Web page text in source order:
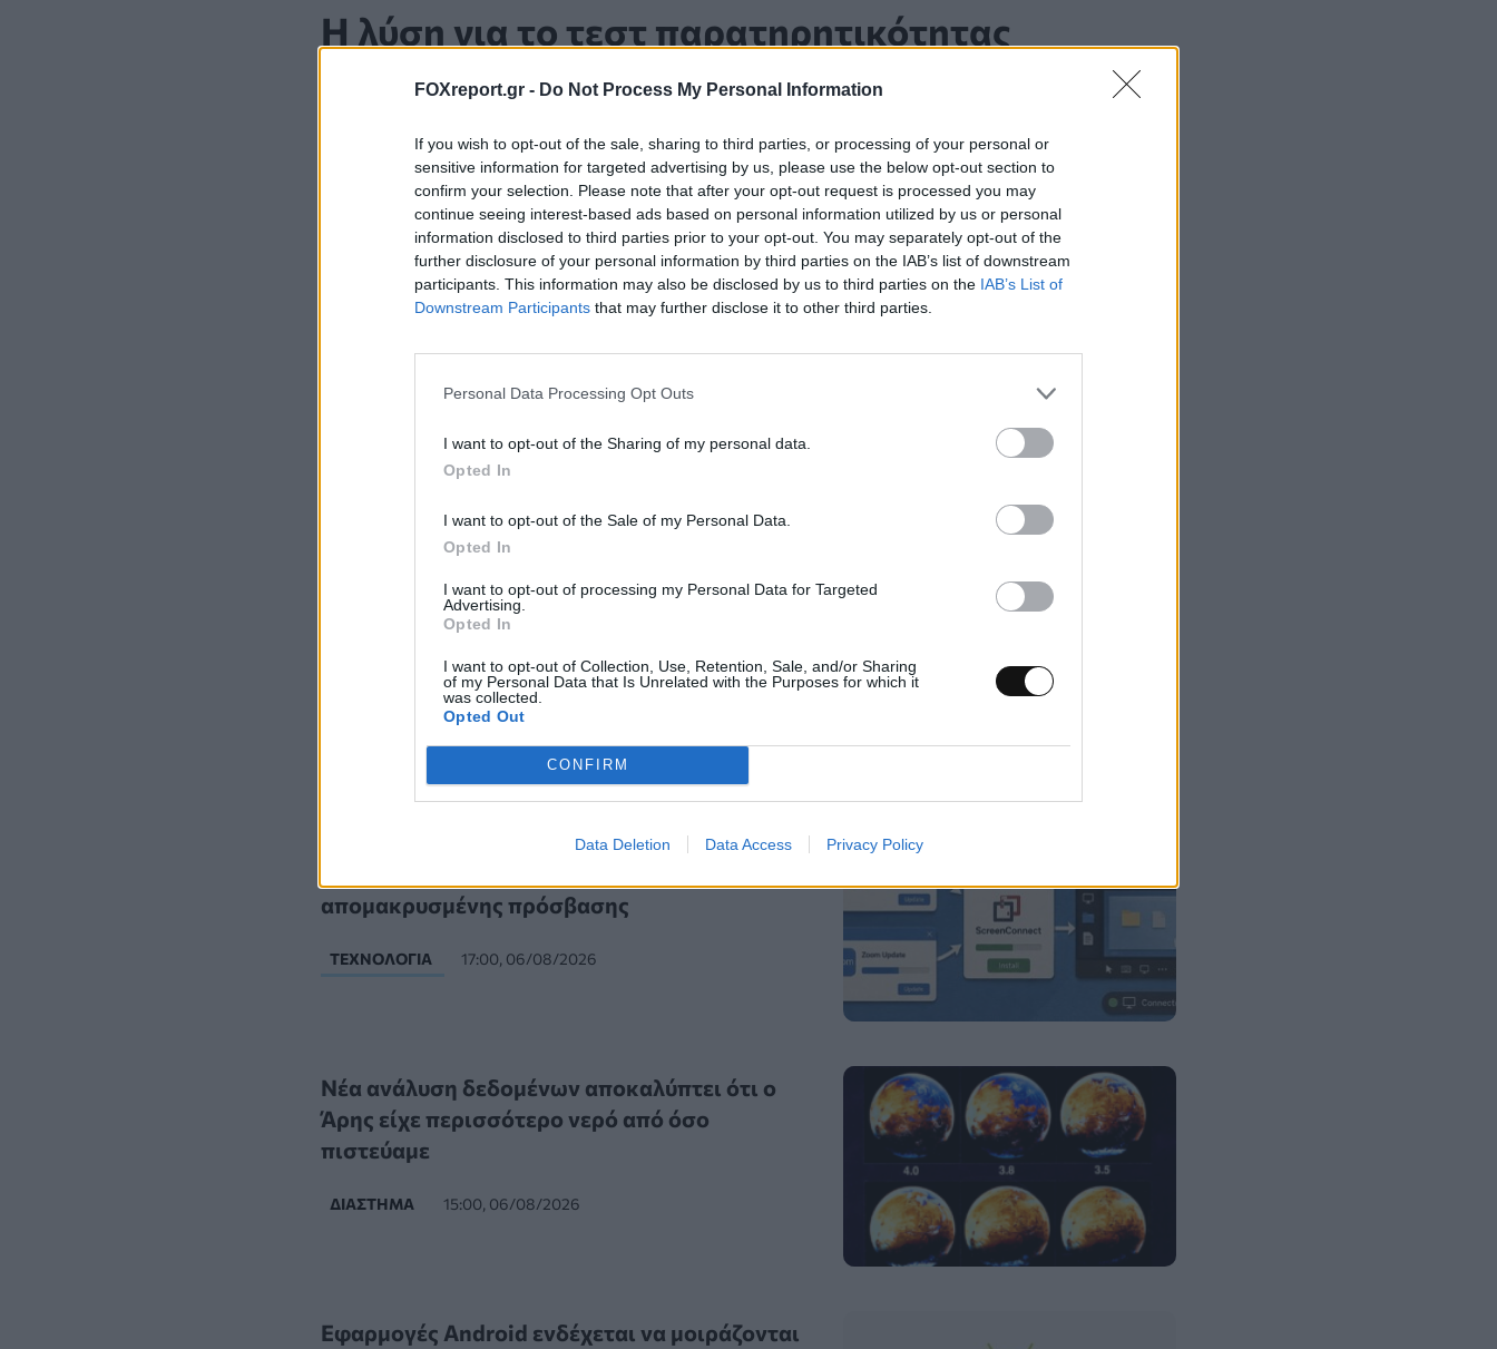
FOXreport.gr - Do Not Process My Personal Information
If you wish to opt-out of the sale, sharing to third parties, or processing of your personal or
sensitive information for targeted advertising by us, please use the below opt-out section to
confirm your selection. Please note that after your opt-out request is processed you may
continue seeing interest-based ads based on personal information utilized by us or personal
information disclosed to third parties prior to your opt-out. You may separately opt-out of the
further disclosure of your personal information by third parties on the IAB’s list of downstream
participants. This information may also be disclosed by us to third parties on the IAB’s List of
Downstream Participants that may further disclose it to other third parties.
Personal Data Processing Opt Outs
I want to opt-out of the Sharing of my personal data.
Opted In
I want to opt-out of the Sale of my Personal Data.
Opted In
I want to opt-out of processing my Personal Data for Targeted
Advertising.
Opted In
I want to opt-out of Collection, Use, Retention, Sale, and/or Sharing
of my Personal Data that Is Unrelated with the Purposes for which it
was collected.
Opted Out
CONFIRM
Data Deletion Data Access Privacy Policy
Η λύση για το τεστ παρατηρητικότητας
Αν δεν καταφέρατε να βρείτε τις 3 διαφορές δείτε την απάντηση στην παρακάτω
Τελευταία άρθρα
Ψεύτικες ενημερώσεις Adobe και Zoom
απομακρυσμένης πρόσβασης
ΤΕΧΝΟΛΟΓΊΑ 17:00, 06/08/2026
Νέα ανάλυση δεδομένων αποκαλύπτει ότι ο
Άρης είχε περισσότερο νερό από όσο
πιστεύαμε
ΔΙΆΣΤΗΜΑ 15:00, 06/08/2026
Εφαρμογές Android ενδέχεται να μοιράζονται